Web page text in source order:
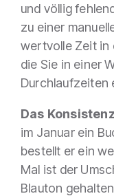
und völlig
zu einer
wertvolle Zeit in
die Sie in einer
Durchlaufzeiten
Das
im Januar ein
bestellt er ein
Mal ist der
Blauton